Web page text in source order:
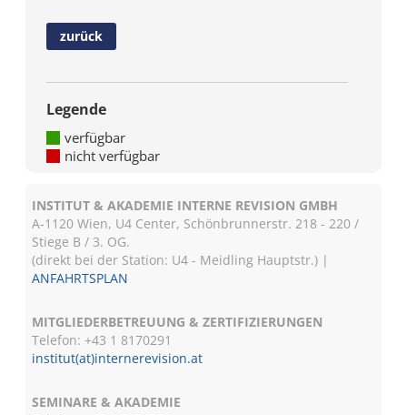
zurück
Legende
verfügbar
nicht verfügbar
INSTITUT & AKADEMIE INTERNE REVISION GMBH
A-1120 Wien, U4 Center, Schönbrunnerstr. 218 - 220 /
Stiege B / 3. OG.
(direkt bei der Station: U4 - Meidling Hauptstr.) |
ANFAHRTSPLAN
MITGLIEDERBETREUUNG & ZERTIFIZIERUNGEN
Telefon: +43 1 8170291
institut(at)internerevision.at
SEMINARE & AKADEMIE